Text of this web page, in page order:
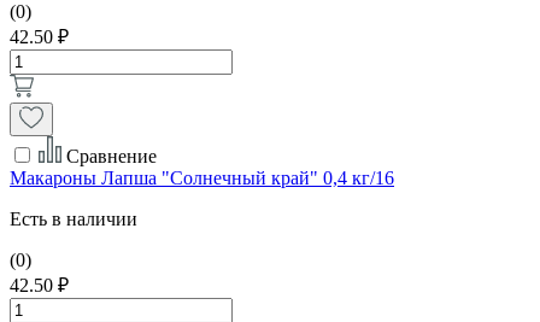
(0)
42.50 ₽
Сравнение
Макароны Лапша "Солнечный край" 0,4 кг/16
Есть в наличии
(0)
42.50 ₽